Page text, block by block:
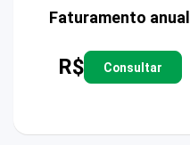
Faturamento anual
R$ Consultar